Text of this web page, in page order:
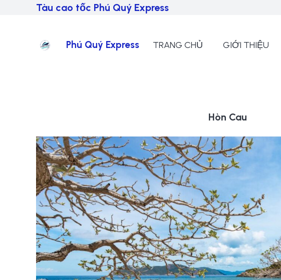
Tàu cao tốc Phú Quý Express
Phú Quý Express TRANG CHỦ GIỚI THIỆU
Hòn Cau